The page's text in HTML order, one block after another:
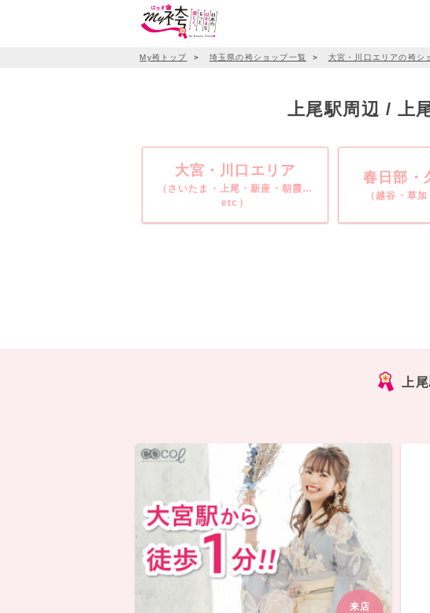
My袴トップ ＞ 埼玉県の袴ショップ一覧 ＞ 大宮・川口エリアの袴シ
上尾駅周辺 / 上
大宮・川口エリア
（さいたま・上尾・新座・朝霞…
etc）
春日部・
（越谷・草
上
来店